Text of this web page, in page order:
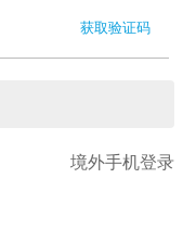
获取验证码
境外手机登录